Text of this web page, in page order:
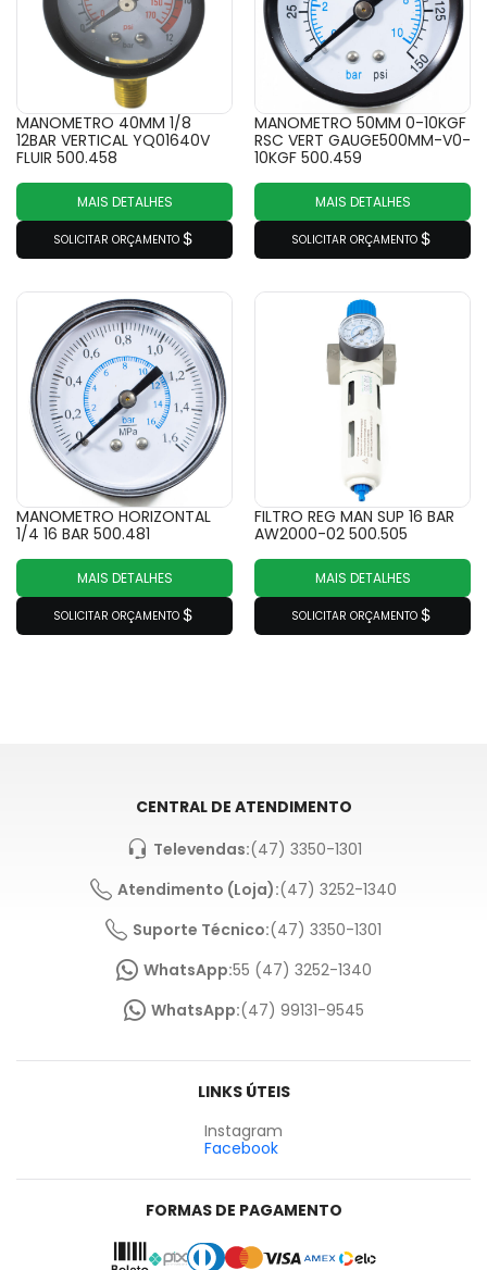
MANOMETRO 40MM 1/8
12BAR VERTICAL YQ01640V
FLUIR 500.458
MAIS DETALHES
SOLICITAR ORÇAMENTO
MANOMETRO 50MM 0-10KGF
RSC VERT GAUGE500MM-V0-
10KGF 500.459
MAIS DETALHES
SOLICITAR ORÇAMENTO
MANOMETRO HORIZONTAL
1/4 16 BAR 500.481
MAIS DETALHES
SOLICITAR ORÇAMENTO
FILTRO REG MAN SUP 16 BAR
AW2000-02 500.505
MAIS DETALHES
SOLICITAR ORÇAMENTO
CENTRAL DE ATENDIMENTO
Televendas:(47) 3350-1301
Atendimento (Loja):(47) 3252-1340
Suporte Técnico:(47) 3350-1301
WhatsApp:55 (47) 3252-1340
WhatsApp:(47) 99131-9545
LINKS ÚTEIS
Instagram
Facebook
FORMAS DE PAGAMENTO